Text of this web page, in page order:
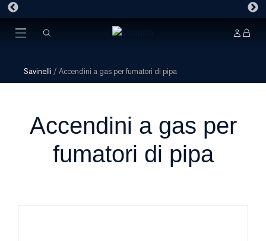
Savinelli / Accendini a gas per fumatori di pipa
Accendini a gas per
fumatori di pipa